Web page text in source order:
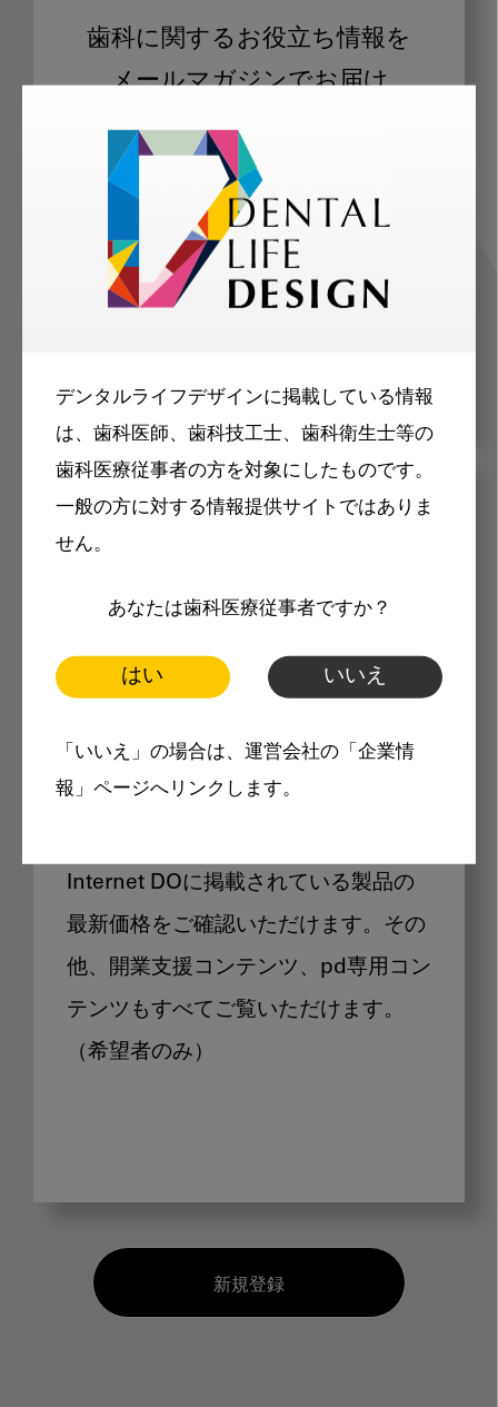
デンタルライフデザインに掲載している情報
は、歯科医師、歯科技工士、歯科衛生士等の
歯科医療従事者の方を対象にしたものです。
一般の方に対する情報提供サイトではありま
せん。
あなたは歯科医療従事者ですか？
はい いいえ
「いいえ」の場合は、運営会社の「企業情
報」ページへリンクします。
歯科に関するお役立ち情報を
メールマガジンでお届け
ご登録いただいた職種（歯科医師、歯
科衛生士、歯科技工士）に合わせた内
容のメールマガジンをお届けします。
メリット
製品価格も閲覧可能
Internet DOに掲載されている製品の
最新価格をご確認いただけます。その
他、開業支援コンテンツ、pd専用コン
テンツもすべてご覧いただけます。
（希望者のみ）
新規登録